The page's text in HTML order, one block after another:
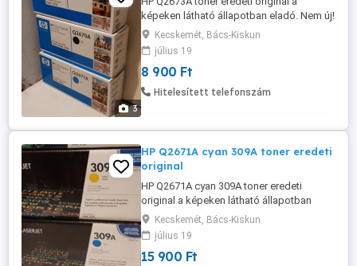
3
képeken látható állapotban eladó. Nem új!
Hp Color Laserjet 3500, Hp Color Laserjet
3550, Hp Color Laserjet 3700,
Kecskemét, Bács-Kiskun
július 19
8 900 Ft
Hitelesített telefonszám
HP Q2671A cyan 309A toner eredeti
original
HP Q2671A cyan 309A toner eredeti
original a képeken látható állapotban
eladó. Nem új! Hp Color Laserjet 3500, Hp
Color Laserjet 3550, Hp Color Laserjet
3700,
Kecskemét, Bács-Kiskun
július 19
15 900 Ft